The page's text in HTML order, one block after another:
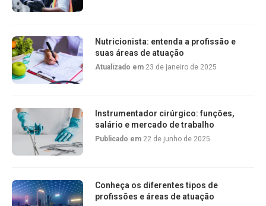
Nutricionista: entenda a profissão e
suas áreas de atuação
Atualizado em 23 de janeiro de 2025
Instrumentador cirúrgico: funções,
salário e mercado de trabalho
Publicado em 22 de junho de 2025
Conheça os diferentes tipos de
profissões e áreas de atuação